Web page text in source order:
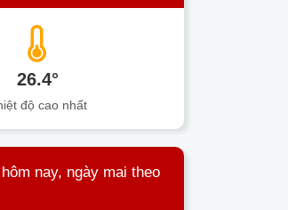
26.4°
độ cao nhất
nay, ngày mai theo